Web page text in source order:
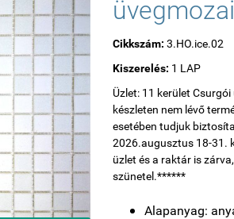
Cikkszám: 3.HO.ice.02
Kiszerelés: 1 LAP
Üzlet: 11 kerület
készleten nem lévő
esetében tudjuk
2026.augusztus 18-31.
üzlet és a raktár is
szünetel.******
Alapanyag: